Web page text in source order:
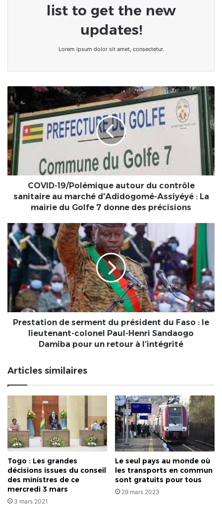
list to get the new
updates!
Lorem ipsum dolor sit amet, consectetur.
COVID-
19/Polémique
autour
du
contrôle
sanitaire
au
marché
d'Adidogomé-
Assiyéyé
du
Golfe
7
donne
des
précisions
COVID-19/Polémique autour du contrôle
sanitaire au marché d'Adidogomé-Assiyéyé : La
mairie du Golfe 7 donne des précisions
Prestation
de
serment
du
président
Faso
le
lieutenant-
Damiba
pour
un
l’intégrité
Prestation de serment du président du Faso : le
lieutenant-colonel Paul-Henri Sandaogo
Damiba pour un retour à l’intégrité
Articles similaires
Togo : Les grandes
décisions issues du conseil
des ministres de ce
mercredi 3 mars
3 mars 2021
Le seul pays au monde où
les transports en commun
sont gratuits pour tous
29 mars 2023